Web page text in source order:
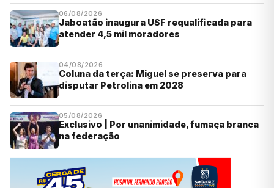
06/08/2026
Jaboatão inaugura USF requalificada para
atender 4,5 mil moradores
04/08/2026
Coluna da terça: Miguel se preserva para
disputar Petrolina em 2028
05/08/2026
Exclusivo | Por unanimidade, fumaça branca
na federação